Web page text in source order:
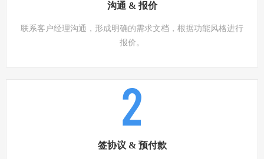
沟通 & 报价
联系客户经理沟通，形成明确的需求文档，根据功能风格进行
报价。
2
签协议 & 预付款